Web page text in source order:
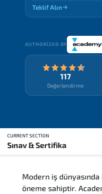
Teklif Alın
AUTHORIZED BY
117
Değerlendirme
CURRENT SECTION
Sınav & Sertifika
Eğitim Sunum Yöntemleri
Modern iş
öneme sahiptir.